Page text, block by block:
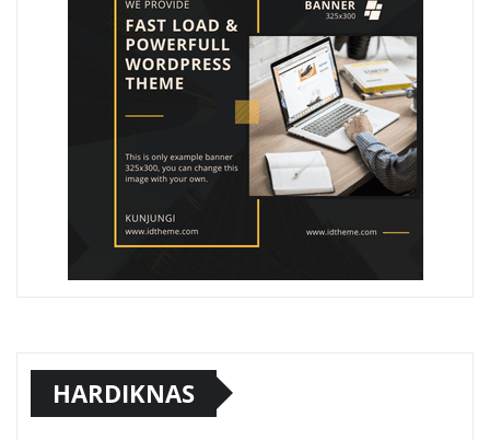
HARDIKNAS